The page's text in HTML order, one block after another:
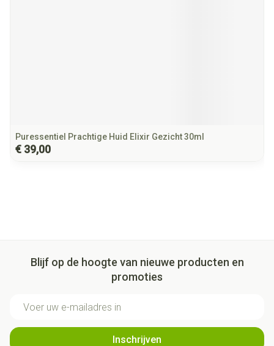
Puressentiel Prachtige Huid Elixir Gezicht 30ml
€ 39,00
Blijf op de hoogte van nieuwe producten en
promoties
Inschrijven